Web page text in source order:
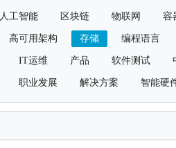
人工智能 区块链 物联网 容
高可用架构 存储 编程语言
IT运维 产品 软件测试
职业发展 解决方案 智能硬